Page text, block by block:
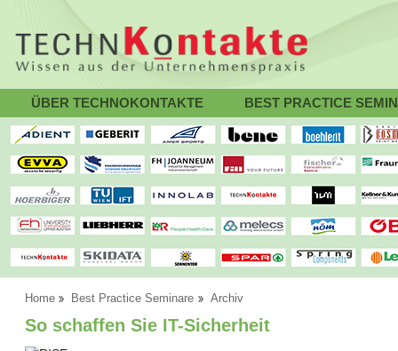
ÜBER TECHNOKONTAKTE BEST PRACTICE
Home Best Practice Seminare Archiv
So schaffen Sie IT-Sicherheit